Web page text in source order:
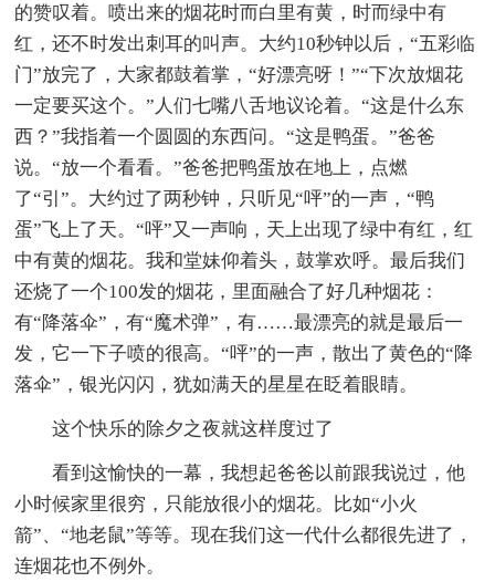
的赞叹着。喷出来的烟花时而白里有黄，时而绿中有
红，还不时发出刺耳的叫声。大约10秒钟以后，“五彩临
门”放完了，大家都鼓着掌，“好漂亮呀！”“下次放烟花
一定要买这个。”人们七嘴八舌地议论着。“这是什么东
西？”我指着一个圆圆的东西问。“这是鸭蛋。”爸爸
说。“放一个看看。”爸爸把鸭蛋放在地上，点燃
了“引”。大约过了两秒钟，只听见“呯”的一声，“鸭
蛋”飞上了天。“呯”又一声响，天上出现了绿中有红，红
中有黄的烟花。我和堂妹仰着头，鼓掌欢呼。最后我们
还烧了一个100发的烟花，里面融合了好几种烟花：
有“降落伞”，有“魔术弹”，有……最漂亮的就是最后一
发，它一下子喷的很高。“呯”的一声，散出了黄色的“降
落伞”，银光闪闪，犹如满天的星星在眨着眼睛。
这个快乐的除夕之夜就这样度过了
看到这愉快的一幕，我想起爸爸以前跟我说过，他
小时候家里很穷，只能放很小的烟花。比如“小火
箭”、“地老鼠”等等。现在我们这一代什么都很先进了，
连烟花也不例外。